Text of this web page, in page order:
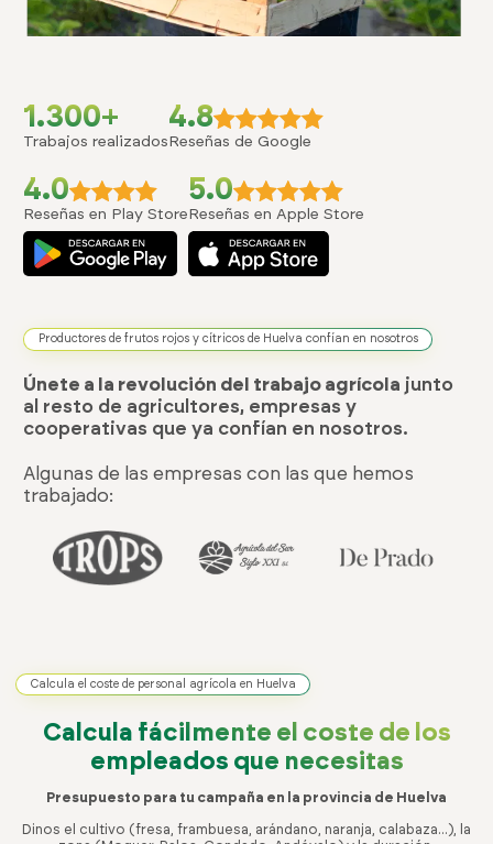
1.300+
Trabajos realizados
4.8
Reseñas de Google
4.0
Reseñas en Play Store
5.0
Reseñas en Apple Store
Productores de frutos rojos y cítricos de Huelva confían en nosotros
Únete a la revolución del trabajo agrícola junto
al resto de agricultores, empresas y
cooperativas que ya confían en nosotros.
Algunas de las empresas con las que hemos
trabajado:
Calcula el coste de personal agrícola en Huelva
Calcula fácilmente el coste de los
empleados que necesitas
Presupuesto para tu campaña en la provincia de Huelva
Dinos el cultivo (fresa, frambuesa, arándano, naranja, calabaza...), la